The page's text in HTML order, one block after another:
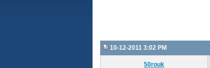
10-12-2011 3:02 PM
50rouk